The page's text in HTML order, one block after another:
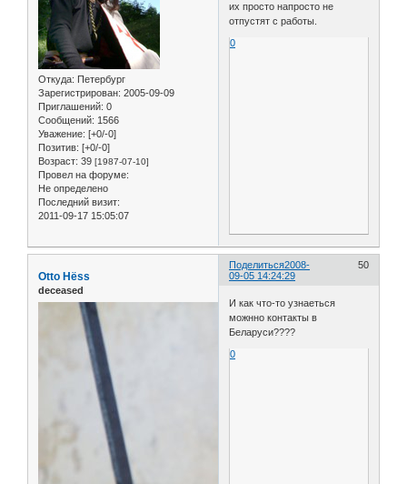
Откуда: Петербург
Зарегистрирован: 2005-09-09
Приглашений: 0
Сообщений: 1566
Уважение: [+0/-0]
Позитив: [+0/-0]
Возраст: 39 [1987-07-10]
Провел на форуме:
Не определено
Последний визит:
2011-09-17 15:05:07
их просто напросто не
отпустят с работы.
0
Поделиться 50
2008-
09-05 14:24:29
Otto Нёss
deceased
И как что-то узнаеться
можнно контакты в
Беларуси????
0